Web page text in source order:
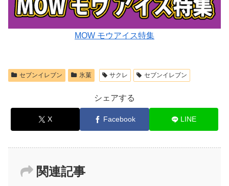
MOW モウアイス特集
セブンイレブン 氷菓 サクレ セブンイレブン
シェアする
X Facebook LINE
関連記事